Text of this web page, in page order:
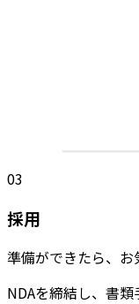
03
採用
準備ができたら、お
NDAを締結し、書類